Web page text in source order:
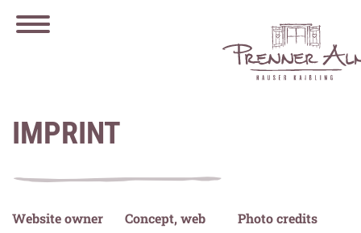
IMPRINT
Website owner
Concept, web
Photo credits